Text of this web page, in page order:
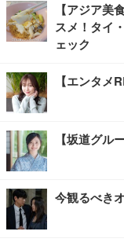
【アジア美
スメ！タイ
ェック
【エンタメ
【坂道グル
今観るべき